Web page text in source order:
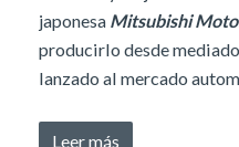
japonesa Mitsubishi
producirlo desde
lanzado al mercado
Leer más